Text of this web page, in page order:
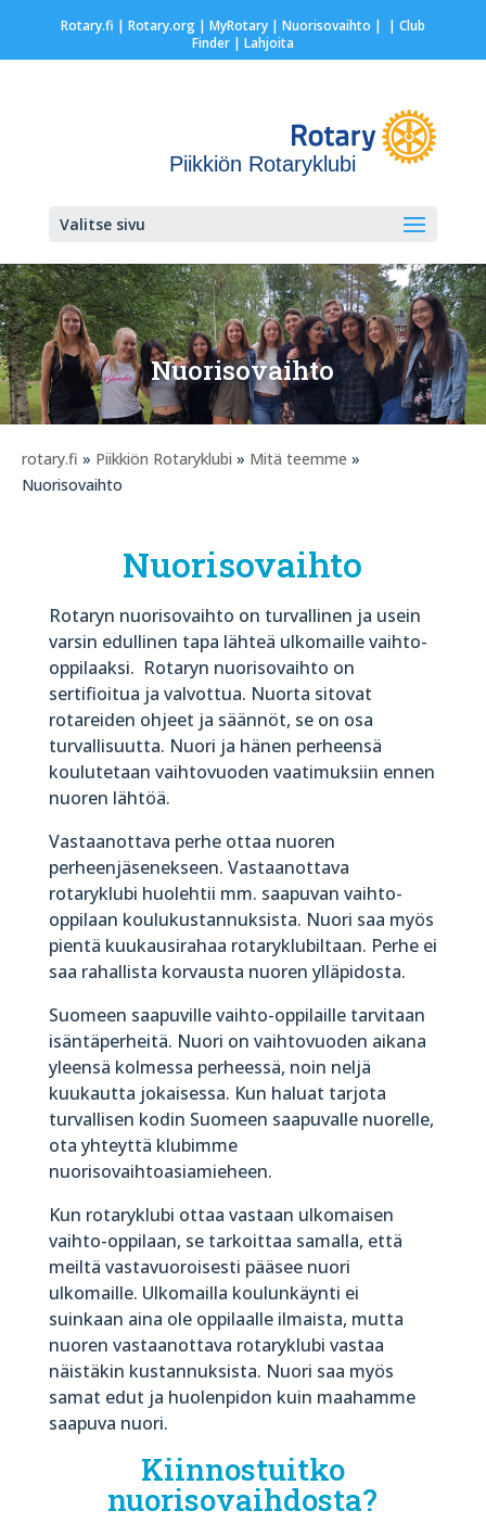
Rotary.fi | Rotary.org| MyRotary | Nuorisovaihto | | Club
Finder| Lahjoita
Piikkiön Rotaryklubi
Valitse sivu
Nuorisovaihto
rotary.fi » Piikkiön Rotaryklubi » Mitä teemme »
Nuorisovaihto
Nuorisovaihto
Rotaryn nuorisovaihto on turvallinen ja usein
varsin edullinen tapa lähteä ulkomaille vaihto-
oppilaaksi. Rotaryn nuorisovaihto on
sertifioitua ja valvottua. Nuorta sitovat
rotareiden ohjeet ja säännöt, se on osa
turvallisuutta. Nuori ja hänen perheensä
koulutetaan vaihtovuoden vaatimuksiin ennen
nuoren lähtöä.
Vastaanottava perhe ottaa nuoren
perheenjäsenekseen. Vastaanottava
rotaryklubi huolehtii mm. saapuvan vaihto-
oppilaan koulukustannuksista. Nuori saa myös
pientä kuukausirahaa rotaryklubiltaan. Perhe ei
saa rahallista korvausta nuoren ylläpidosta.
Suomeen saapuville vaihto-oppilaille tarvitaan
isäntäperheitä. Nuori on vaihtovuoden aikana
yleensä kolmessa perheessä, noin neljä
kuukautta jokaisessa. Kun haluat tarjota
turvallisen kodin Suomeen saapuvalle nuorelle,
ota yhteyttä klubimme
nuorisovaihtoasiamieheen.
Kun rotaryklubi ottaa vastaan ulkomaisen
vaihto-oppilaan, se tarkoittaa samalla, että
meiltä vastavuoroisesti pääsee nuori
ulkomaille. Ulkomailla koulunkäynti ei
suinkaan aina ole oppilaalle ilmaista, mutta
nuoren vastaanottava rotaryklubi vastaa
näistäkin kustannuksista. Nuori saa myös
samat edut ja huolenpidon kuin maahamme
saapuva nuori.
Kiinnostuitko
nuorisovaihdosta?